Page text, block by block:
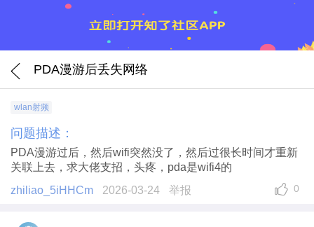
PDA漫游后丢失网络
wlan射频
问题描述：
PDA漫游过后，然后wifi突然没了，然后过很长时间才重新
关联上去，求大佬支招，头疼，pda是wifi4的
zhiliao_5iHHCm
2026-03-24 举报 0